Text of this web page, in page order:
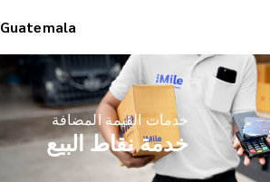
Guatemala
خدمات القيمة المضافة
خدمة نقاط البيع